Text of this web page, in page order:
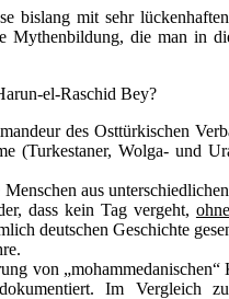
bislang mit sehr
Mythenbildung, die man in
el-Raschid Bey?
des Osttürkischen
(Turkestaner, Wolga- und
aus
dass kein Tag vergeht, ohne
deutschen Geschichte
von „mohammedanischen“
Im Vergleich